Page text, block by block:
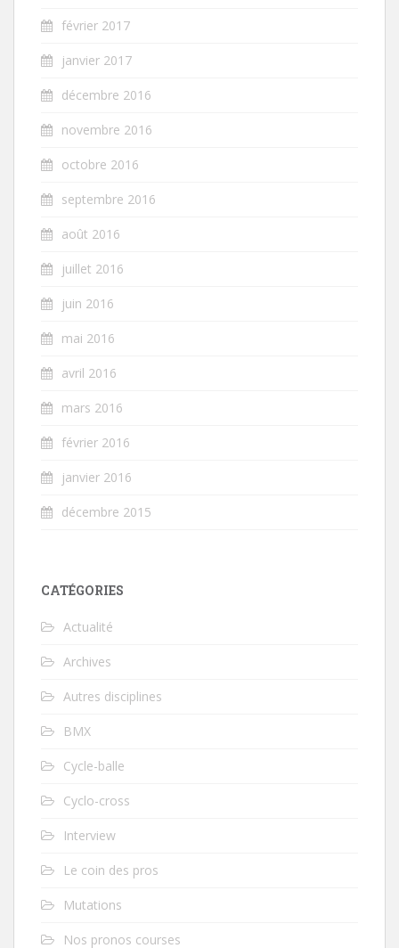
février 2017
janvier 2017
décembre 2016
novembre 2016
octobre 2016
septembre 2016
août 2016
juillet 2016
juin 2016
mai 2016
avril 2016
mars 2016
février 2016
janvier 2016
décembre 2015
CATÉGORIES
Actualité
Archives
Autres disciplines
BMX
Cycle-balle
Cyclo-cross
Interview
Le coin des pros
Mutations
Nos pronos courses